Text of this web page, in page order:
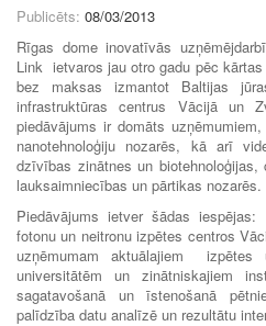
Publicēts: 08/03/2013
Rīgas dome inovatīvās
Link ietvaros jau otro gadu pēc
bez maksas izmantot Baltijas
infrastruktūras centrus Vācijā un
piedāvājums ir domāts
nanotehnoloģiju nozarēs, kā arī
dzīvības zinātnes un biotehnoloģijas,
lauksaimniecības un pārtikas nozarēs.
Piedāvājums ietver šādas
fotonu un neitronu izpētes centros
uzņēmumam aktuālajiem
universitātēm un zinātniskajiem
sagatavošanā un īstenošanā
palīdzība datu analīzē un rezultātu